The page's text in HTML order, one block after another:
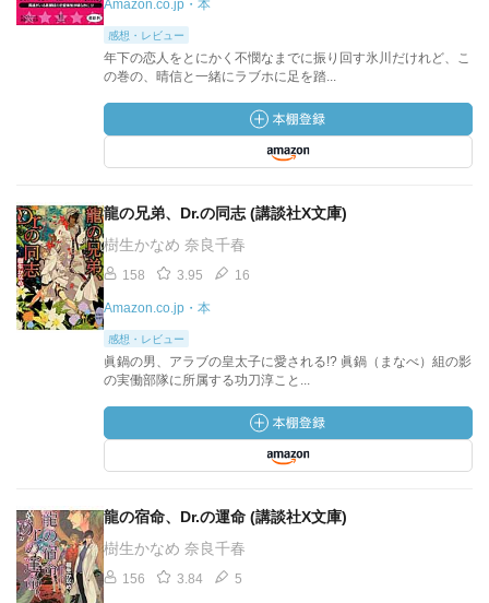
Amazon.co.jp・本
感想・レビュー
年下の恋人をとにかく不憫なまでに振り回す氷川だけれど、こ
の巻の、晴信と一緒にラブホに足を踏...
龍の兄弟、Dr.の同志 (講談社X文庫)
樹生かなめ 奈良千春
158 3.95 16
Amazon.co.jp・本
感想・レビュー
眞鍋の男、アラブの皇太子に愛される!? 眞鍋（まなべ）組の影
の実働部隊に所属する功刀淳こと...
龍の宿命、Dr.の運命 (講談社X文庫)
樹生かなめ 奈良千春
156 3.84 5